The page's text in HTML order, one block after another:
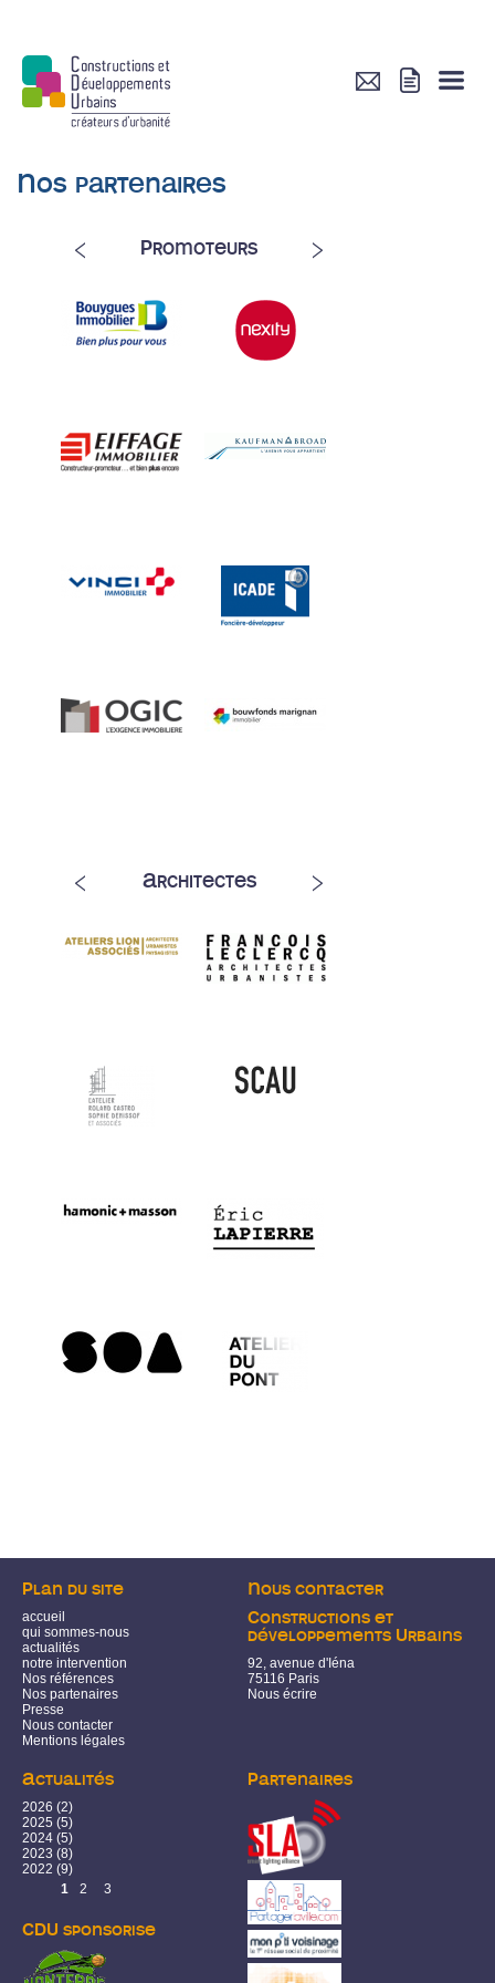
Nos partenaires
Promoteurs
Architectes
Plan du site
accueil
qui sommes-nous
actualités
notre intervention
Nos références
Nos partenaires
Presse
Nous contacter
Mentions légales
Nous contacter
Constructions et
développements Urbains
92, avenue d'Iéna
75116 Paris
Nous écrire
Actualités
2026 (2)
2025 (5)
2024 (5)
2023 (8)
2022 (9)
Pages
1 2 3
CDU sponsorise
Partenaires